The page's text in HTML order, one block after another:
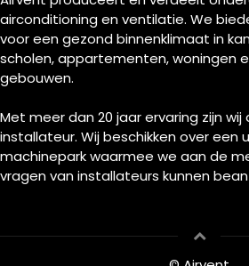
airconditioning en ventilatie. We
voor een gezond binnenklimaat in
scholen, appartementen, woningen
gebouwen.
Met meer dan 20 jaar ervaring zijn
installateur. Wij beschikken over een
machinepark waarmee we aan de
vragen van installateurs kunnen